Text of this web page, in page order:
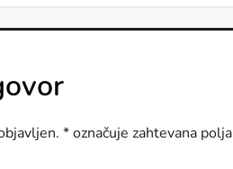
*označuje zahtevana polja